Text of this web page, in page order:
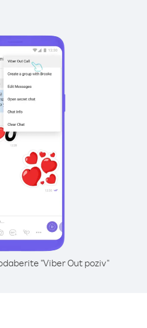
"Viber Out poziv"